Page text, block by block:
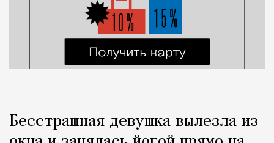
Бесстрашная девушка вылезла из